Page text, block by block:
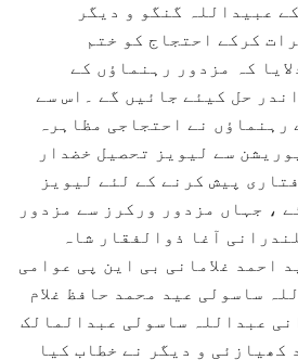
عبیداللہ گنگو و دیگر
کرکے احتجاج کو ختم
کہ مزدور رہنماﺅں کے
حل کیئے جائیں گے ۔اس سے
رہنماﺅں نے احتجاجی مظاہرہ
سے لیویز تحصیل خضدار
پیش کرنے کے لئے لیویز
، جہاں مزدور ورکرز سے مزدور
آغا ذوالفقار شاہ
احمد غلامانی بی این پی عوامی
ساسولی عید محمد حافظ غلام
عبداللہ ساسولی عبدالمالک
کھیازئی و دیگر نے خطاب کیا